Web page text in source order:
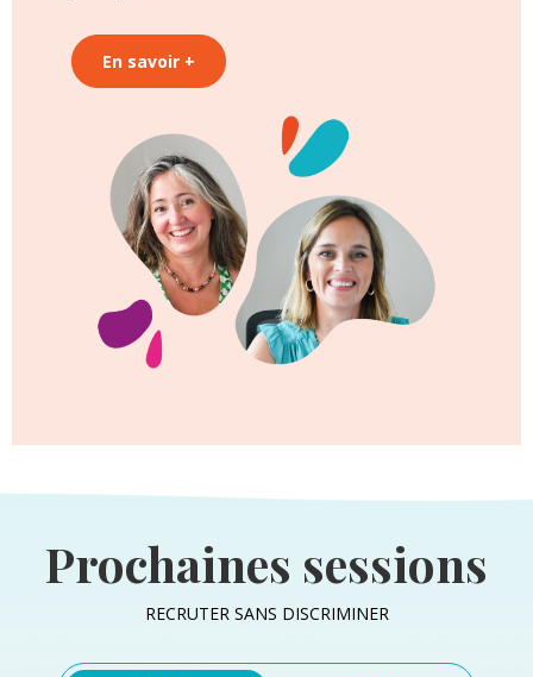
En savoir +
Prochaines sessions
RECRUTER SANS DISCRIMINER